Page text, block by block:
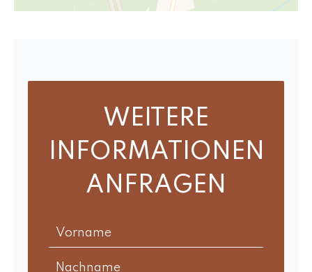
WEITERE
INFORMATIONEN
ANFRAGEN